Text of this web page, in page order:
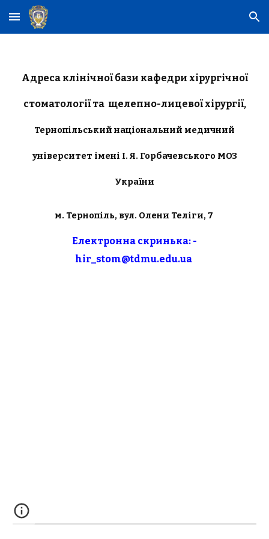
Skip to main content Skip to navigation
Адреса клінічної бази кафедри хірургічної
стоматології та щелепно-лицевої хірургії,
Тернопільський національний медичний
університет імені І. Я. Горбачевського МОЗ
України
м. Тернопіль, вул. Олени Теліги, 7
Електронна скринька: -
hir_stom@tdmu.edu.ua